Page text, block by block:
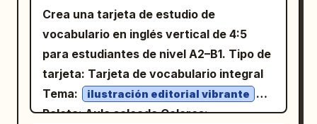
en todas las perspectivas. El diseño
general utiliza un sistema de cuadrícula
vertical que combina planos
arquitectónicos con espacios de oficina
modernos, con anotaciones en
blanco papel, gris grafito, azul acero y
naranja sutil
Crea una tarjeta de estudio de
vocabulario en inglés vertical de 4:5
para estudiantes de nivel A2–B1. Tipo de
tarjeta: Tarjeta de vocabulario integral
Tema:
ilustración editorial vibrante
Paleta: Aula soleada Colores: